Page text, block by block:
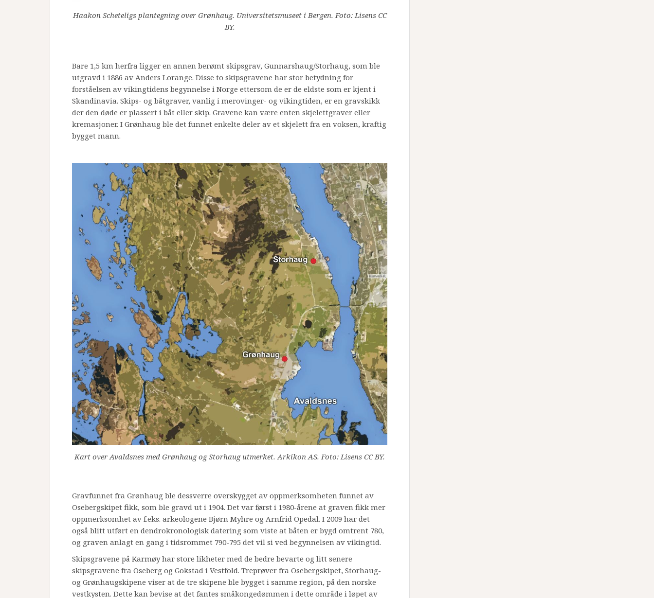
Haakon Scheteligs plantegning over Grønhaug. Universitetsmuseet i Bergen. Foto: Lisens CC
BY.
Bare 1,5 km herfra ligger en annen berømt skipsgrav, Gunnarshaug/Storhaug, som ble
utgravd i 1886 av Anders Lorange. Disse to skipsgravene har stor betydning for
forståelsen av vikingtidens begynnelse i Norge ettersom de er de eldste som er kjent i
Skandinavia. Skips- og båtgraver, vanlig i merovinger- og vikingtiden, er en gravskikk
der den døde er plassert i båt eller skip. Gravene kan være enten skjelettgraver eller
kremasjoner. I Grønhaug ble det funnet enkelte deler av et skjelett fra en voksen, kraftig
bygget mann.
Kart over Avaldsnes med Grønhaug og Storhaug utmerket. Arkikon AS. Foto: Lisens CC BY.
Gravfunnet fra Grønhaug ble dessverre overskygget av oppmerksomheten funnet av
Osebergskipet fikk, som ble gravd ut i 1904. Det var først i 1980-årene at graven fikk mer
oppmerksomhet av f.eks. arkeologene Bjørn Myhre og Arnfrid Opedal. I 2009 har det
også blitt utført en dendrokronologisk datering som viste at båten er bygd omtrent 780,
og graven anlagt en gang i tidsrommet 790-795 det vil si ved begynnelsen av vikingtid.
Skipsgravene på Karmøy har store likheter med de bedre bevarte og litt senere
skipsgravene fra Oseberg og Gokstad i Vestfold. Treprøver fra Osebergskipet, Storhaug-
og Grønhaugskipene viser at de tre skipene ble bygget i samme region, på den norske
vestkysten. Dette kan bevise at det fantes småkongedømmen i dette område i løpet av